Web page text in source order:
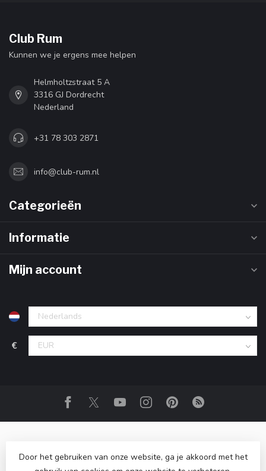
Club Rum
Kunnen we je ergens mee helpen
Helmholtzstraat 5 A
3316 GJ Dordrecht
Nederland
+31 78 303 2871
info@club-rum.nl
Categorieën
Informatie
Mijn account
€
Door het gebruiken van onze website, ga je akkoord met het